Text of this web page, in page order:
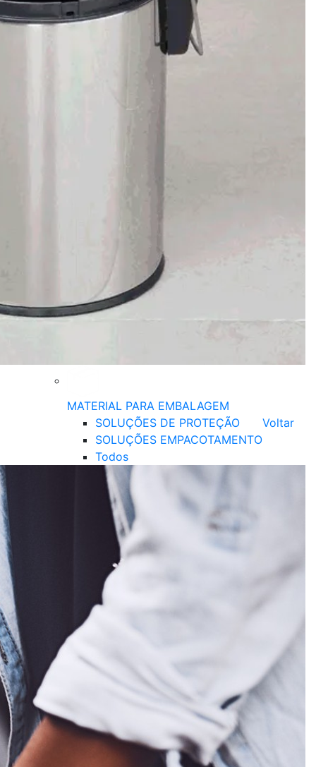
MATERIAL PARA EMBALAGEM
Voltar
SOLUÇÕES DE PROTEÇÃO
SOLUÇÕES EMPACOTAMENTO
Todos